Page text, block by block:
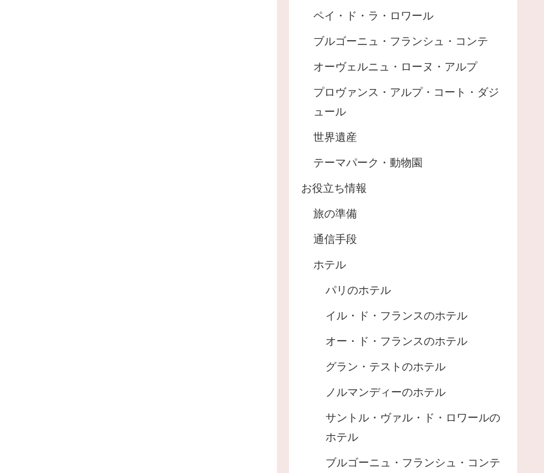
ペイ・ド・ラ・ロワール
ブルゴーニュ・フランシュ・コンテ
オーヴェルニュ・ローヌ・アルプ
プロヴァンス・アルプ・コート・ダジ
ュール
世界遺産
テーマパーク・動物園
お役立ち情報
旅の準備
通信手段
ホテル
パリのホテル
イル・ド・フランスのホテル
オー・ド・フランスのホテル
グラン・テストのホテル
ノルマンディーのホテル
サントル・ヴァル・ド・ロワールの
ホテル
ブルゴーニュ・フランシュ・コンテ